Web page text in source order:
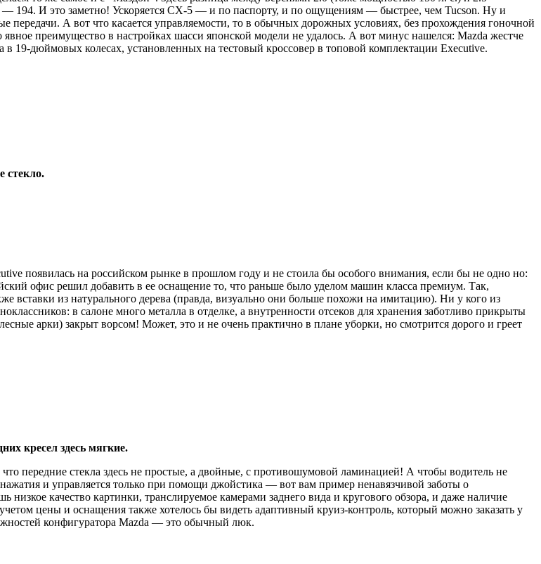
194. И это заметно! Ускоряется CX-5 — и по паспорту, и по ощущениям — быстрее, чем Tucson. Ну и
передачи. А вот что касается управляемости, то в обычных дорожных условиях, без прохождения гоночной
преимущество в настройках шасси японской модели не удалось. А вот минус нашелся: Mazda жестче
в 19‑дюймовых колесах, установленных на тестовый кроссовер в топовой комплектации Executive.
стекло.
появилась на российском рынке в прошлом году и не стоила бы особого внимания, если бы не одно но:
офис решил добавить в ее оснащение то, что раньше было уделом машин класса премиум. Так,
вставки из натурального дерева (правда, визуально они больше похожи на имитацию). Ни у кого из
в салоне много металла в отделке, а внутренности отсеков для хранения заботливо прикрыты
арки) закрыт ворсом! Может, это и не очень практично в плане уборки, но смотрится дорого и греет
кресел здесь мягкие.
передние стекла здесь не простые, а двойные, с противошумовой ламинацией! А чтобы водитель не
и управляется только при помощи джойстика — вот вам пример ненавязчивой заботы о
качество картинки, транслируемое камерами заднего вида и кругового обзора, и даже наличие
цены и оснащения также хотелось бы видеть адаптивный круиз-контроль, который можно заказать у
конфигуратора Mazda — это обычный люк.